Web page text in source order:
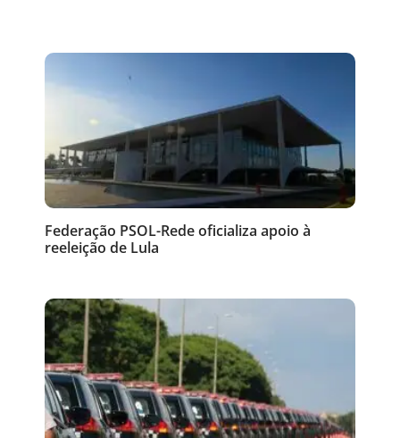
Federação PSOL-Rede oficializa apoio à
reeleição de Lula